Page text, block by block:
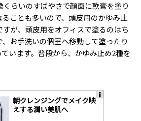
くらいのすばやさで顔面に軟膏を塗り
ることも多いので、頭皮用のかゆみ止
が、頭皮用をオフィスで塗るのはち
お手洗いの個室へ移動して塗ったり
います。普段から、かゆみ止め2種を
朝クレンジングでメイク映
えする潤い美肌へ